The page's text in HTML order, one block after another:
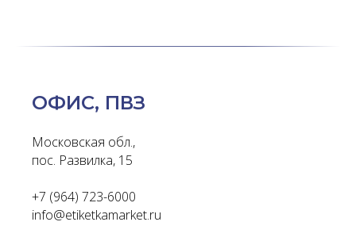
ОФИС, ПВЗ
Московская обл.,
пос. Развилка, 15
+7 (964) 723-6000
info@etiketkamarket.ru